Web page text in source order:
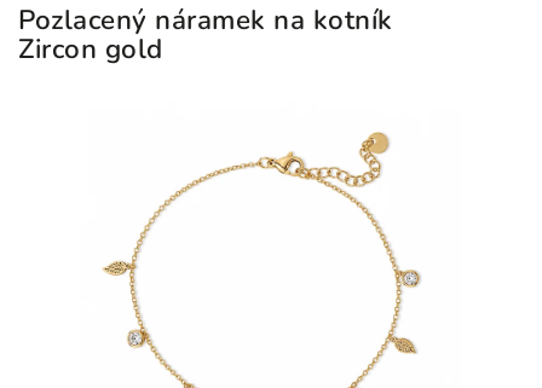
Pozlacený náramek na kotník
Zircon gold